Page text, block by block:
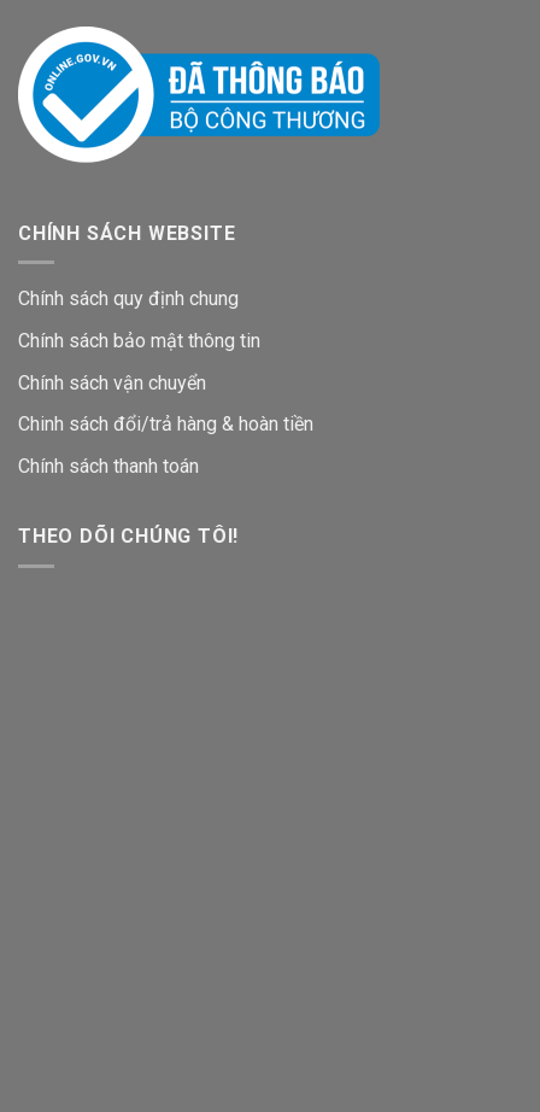
CHÍNH SÁCH WEBSITE
Chính sách quy định chung
Chính sách bảo mật thông tin
Chính sách vận chuyển
Chinh sách đổi/trả hàng & hoàn tiền
Chính sách thanh toán
THEO DÕI CHÚNG TÔI!